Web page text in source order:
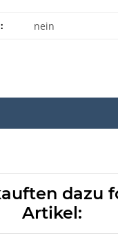
nein
dazu
Artikel: